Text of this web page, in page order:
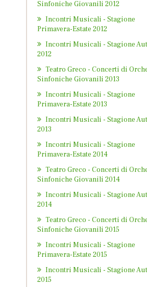
Sinfoniche Giovanili 2012
Incontri Musicali - Stagione
Primavera-Estate 2012
Incontri Musicali - Stagione
2012
Teatro Greco - Concerti di
Sinfoniche Giovanili 2013
Incontri Musicali - Stagione
Primavera-Estate 2013
Incontri Musicali - Stagione
2013
Incontri Musicali - Stagione
Primavera-Estate 2014
Teatro Greco - Concerti di
Sinfoniche Giovanili 2014
Incontri Musicali - Stagione
2014
Teatro Greco - Concerti di
Sinfoniche Giovanili 2015
Incontri Musicali - Stagione
Primavera-Estate 2015
Incontri Musicali - Stagione
2015